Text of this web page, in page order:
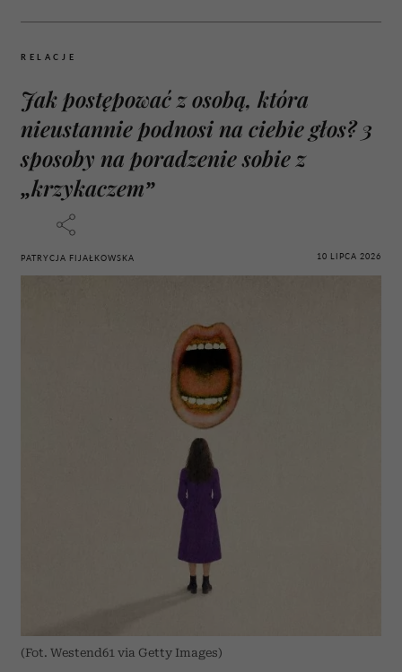
RELACJE
Jak postępować z osobą, która
nieustannie podnosi na ciebie głos? 3
sposoby na poradzenie sobie z
„krzykaczem”
PATRYCJA FIJAŁKOWSKA 10 LIPCA 2026
(Fot. Westend61 via Getty Images)